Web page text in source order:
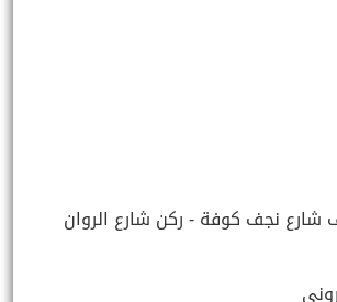
شارع نجف كوفة - ركن شارع الروان